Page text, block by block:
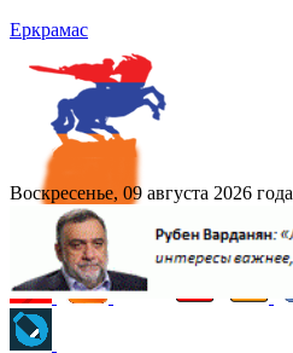
Еркрамас
Воскресенье, 09 августа 2026 года